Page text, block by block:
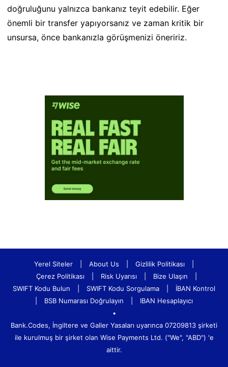
doğruluğunu yalnızca bankanız teyit edebilir. Eğer
önemli bir transfer yapıyorsanız ve zaman kritik bir
unsursa, önce bankanızla görüşmenizi öneririz.
Yerel Siteler About Us Gizlilik Politikası
Çerez Politikası
Risk Uyarısı Bize Ulaşın
SWIFT Kodu Bulun
SWIFT Kodu Sorgulama
İBAN Kontrol
BSB Numarası Doğrulayın
IBAN Hesaplayıcı
•
Bank.Codes, İngiltere ve Galler Yasaları uyarınca 07209813 şirketi
ile kurulmuş bir şirket olan Wise Payments Ltd. ("We", "ABD") 'e
aittir.